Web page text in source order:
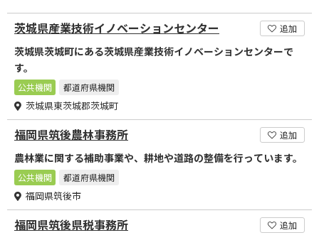
茨城県産業技術イノベーションセンター 追加
茨城県茨城町にある茨城県産業技術イノベーションセンターで
す。
公共機関 都道府県機関
茨城県東茨城郡茨城町
福岡県筑後農林事務所 追加
農林業に関する補助事業や、耕地や道路の整備を行っています。
公共機関 都道府県機関
福岡県筑後市
福岡県筑後県税事務所 追加